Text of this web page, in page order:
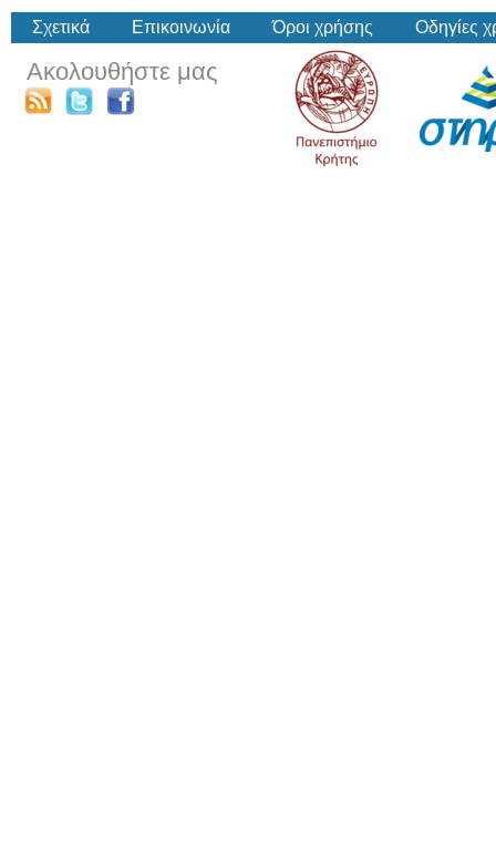
Σχετικά Επικοινωνία Όροι χρήσης Οδηγίες
Ακολουθήστε μας